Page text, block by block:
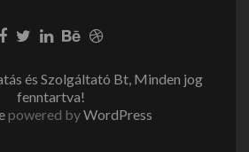
és Szolgáltató Bt, Minden jog
fenntartva!
powered byWordPress